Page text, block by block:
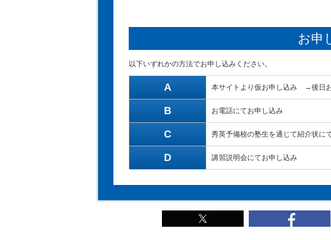
お申
以下いずれかの方法でお申し込みください。
A 本サイトより仮お申し込み →後日お
B お電話にてお申し込み
C 秀英予備校の塾生を通じて紹介状に
D 講習説明会にてお申し込み